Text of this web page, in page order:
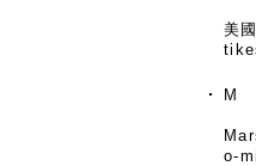
美
M
o-